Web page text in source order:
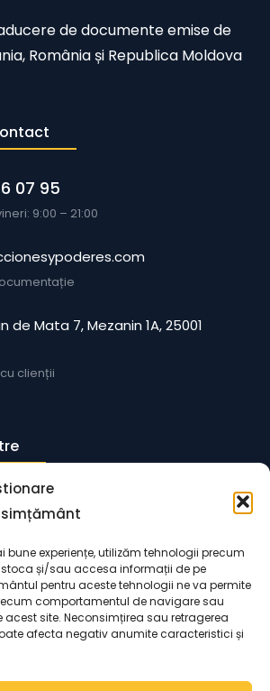
bune experiențe, utilizăm tehnologii precum
și/sau accesa informații de pe
pentru aceste tehnologii ne va permite
comportamentul de navigare sau
site. Neconsimțirea sau retragerea
afecta negativ anumite caracteristici și
de documente emise de
România și Republica Moldova
07 95
9:00 – 21:00
de Mata 7, Mezanin 1A, 25001
clienții
de documente